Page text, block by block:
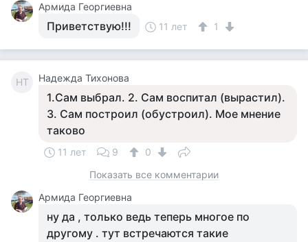
Армида Георгиевна
Приветствую!!! 11 лет 1
НТ Надежда Тихонова
1.Сам выбрал. 2. Сам воспитал (вырастил).
3. Сам построил (обустроил). Мое мнение
таково
11 лет 9
0
Показать все комментарии
Армида Георгиевна
ну да , только ведь теперь многое по
другому . тут встречаются такие